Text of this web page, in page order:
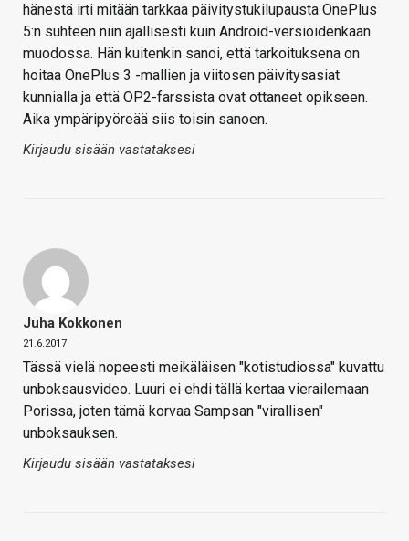
hänestä irti mitään tarkkaa päivitystukilupausta OnePlus
5:n suhteen niin ajallisesti kuin Android-versioidenkaan
muodossa. Hän kuitenkin sanoi, että tarkoituksena on
hoitaa OnePlus 3 -mallien ja viitosen päivitysasiat
kunnialla ja että OP2-farssista ovat ottaneet opikseen.
Aika ympäripyöreää siis toisin sanoen.
Kirjaudu sisään vastataksesi
Juha Kokkonen
21.6.2017
Tässä vielä nopeesti meikäläisen "kotistudiossa" kuvattu
unboksausvideo. Luuri ei ehdi tällä kertaa vierailemaan
Porissa, joten tämä korvaa Sampsan "virallisen"
unboksauksen.
Kirjaudu sisään vastataksesi